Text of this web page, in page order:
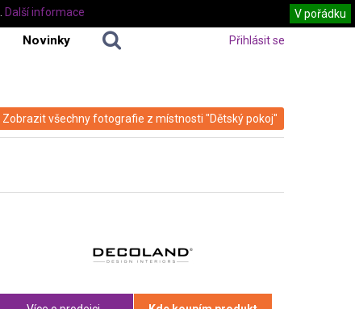
Novinky Přihlásit se
Zobrazit všechny fotografie z místnosti "Dětský pokoj"
V pořádku
Další informace